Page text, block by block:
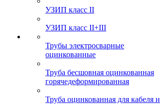
УЗИП класс II
УЗИП класс II+III
Трубы электросварные
оцинкованные
Труба бесшовная оцинкованная
горячедеформированная
Труба оцинкованная для кабеля и